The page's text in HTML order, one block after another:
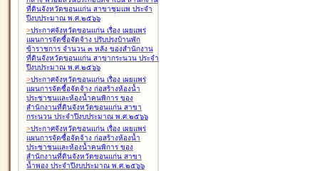
ที่ดินจังหวัดขอนแก่น สาขาชุมแพ ประจำ
ปีงบประมาณ พ.ศ.๒๕๖๖
>ประกาศจังหวัดขอนแก่น เรื่อง เผยแพร่
แผนการจัดซื้อจัดจ้าง ปรับปรุงบ้านพัก
ข้าราชการ จำนวน ๓ หลัง ของสำนักงาน
ที่ดินจังหวัดขอนแก่น สาขากระนวน ประจำ
ปีงบประมาณ พ.ศ.๒๕๖๖
>ประกาศจังหวัดขอนแก่น เรื่อง เผยแพร่
แผนการจัดซื้อจัดจ้าง ก่อสร้างห้องน้ำ
ประชาชนและห้องน้ำคนพิการ ของ
สำนักงานที่ดินจังหวัดขอนแก่น สาขา
กระนวน ประจำปีงบประมาณ พ.ศ.๒๕๖๖
>ประกาศจังหวัดขอนแก่น เรื่อง เผยแพร่
แผนการจัดซื้อจัดจ้าง ก่อสร้างห้องน้ำ
ประชาชนและห้องน้ำคนพิการ ของ
สำนักงานที่ดินจังหวัดขอนแก่น สาขา
น้ำพอง ประจำปีงบประมาณ พ.ศ.๒๕๖๖